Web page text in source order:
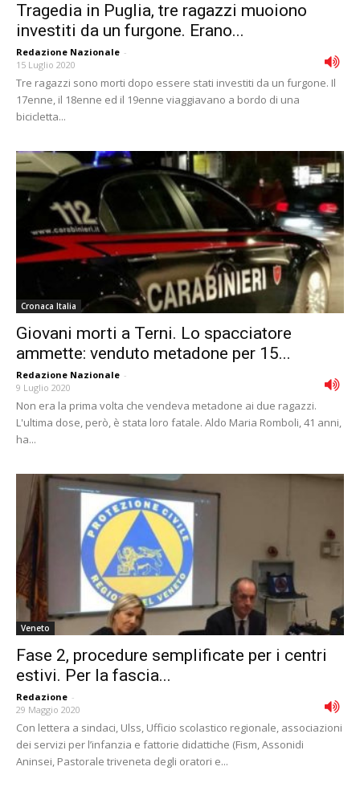
Tragedia in Puglia, tre ragazzi muoiono
investiti da un furgone. Erano...
Redazione Nazionale -
15 Luglio 2020
Tre ragazzi sono morti dopo essere stati investiti da un furgone. Il
17enne, il 18enne ed il 19enne viaggiavano a bordo di una
bicicletta...
Cronaca Italia
Giovani morti a Terni. Lo spacciatore
ammette: venduto metadone per 15...
Redazione Nazionale -
9 Luglio 2020
Non era la prima volta che vendeva metadone ai due ragazzi.
L'ultima dose, però, è stata loro fatale. Aldo Maria Romboli, 41 anni,
ha...
Veneto
Fase 2, procedure semplificate per i centri
estivi. Per la fascia...
Redazione -
29 Maggio 2020
Con lettera a sindaci, Ulss, Ufficio scolastico regionale, associazioni
dei servizi per l’infanzia e fattorie didattiche (Fism, Assonidi
Aninsei, Pastorale triveneta degli oratori e...